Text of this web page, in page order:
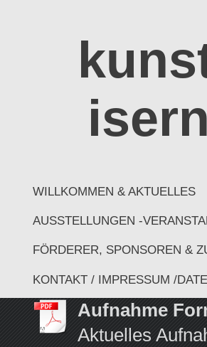
WILLKOMMEN & AKTUELLES
AUSSTELLUNGEN -
FÖRDERER, SPONSOREN &
KONTAKT / IMPRESSUM /
Aufnahme
Aktuelles